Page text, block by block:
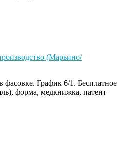
(Марьино/
График 6/1. Бесплатное
форма, медкнижка, патент